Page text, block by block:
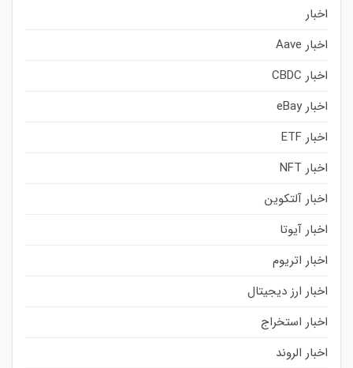
اخبار
اخبار Aave
اخبار CBDC
اخبار eBay
اخبار ETF
اخبار NFT
اخبار آلتکوین
اخبار آیوتا
اخبار اتریوم
اخبار ارز دیجیتال
اخبار استخراج
اخبار الروند